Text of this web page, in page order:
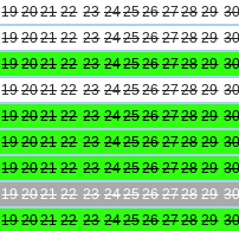
192021 22 23 2425262728 29
192021 22 23 2425262728 29
192021 22 23 2425262728 29
192021 22 23 2425262728 29
192021 22 23 2425262728 29
192021 22 23 2425262728 29
192021 22 23 2425262728 29
192021 22 23 2425262728 29
192021 22 23 2425262728 29